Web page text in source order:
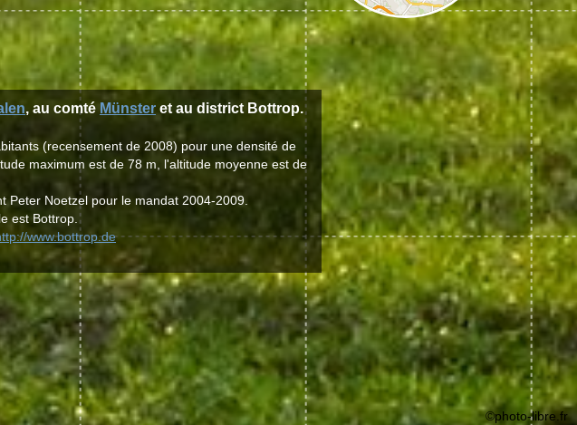
, au comté Münster et au district Bottrop.
(recensement de 2008) pour une densité de
maximum est de 78 m, l'altitude moyenne est de
Peter Noetzel pour le mandat 2004-2009.
est Bottrop.
www.bottrop.de
©photo-libre.fr